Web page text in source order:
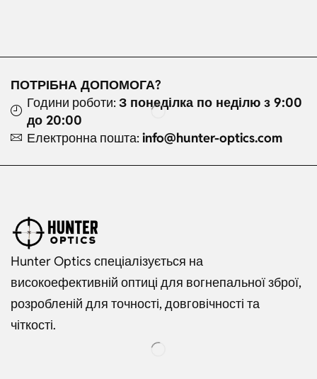
ПОТРІБНА ДОПОМОГА?
Години роботи: З понеділка по неділю з 9:00
до 20:00
Електронна пошта: info@hunter-optics.com
Hunter Optics спеціалізується на
високоефективній оптиці для вогнепальної зброї,
розробленій для точності, довговічності та
чіткості.